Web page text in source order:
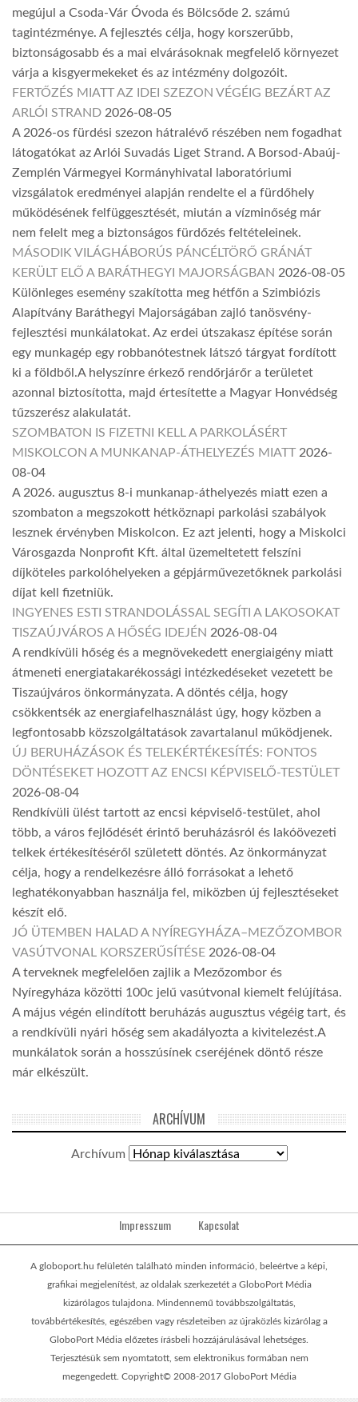
megújul a Csoda-Vár Óvoda és Bölcsőde 2. számú
tagintézménye. A fejlesztés célja, hogy korszerűbb,
biztonságosabb és a mai elvárásoknak megfelelő környezet
várja a kisgyermekeket és az intézmény dolgozóit.
FERTŐZÉS MIATT AZ IDEI SZEZON VÉGÉIG BEZÁRT AZ
ARLÓI STRAND 2026-08-05
A 2026-os fürdési szezon hátralévő részében nem fogadhat
látogatókat az Arlói Suvadás Liget Strand. A Borsod-Abaúj-
Zemplén Vármegyei Kormányhivatal laboratóriumi
vizsgálatok eredményei alapján rendelte el a fürdőhely
működésének felfüggesztését, miután a vízminőség már
nem felelt meg a biztonságos fürdőzés feltételeinek.
MÁSODIK VILÁGHÁBORÚS PÁNCÉLTÖRŐ GRÁNÁT
KERÜLT ELŐ A BARÁTHEGYI MAJORSÁGBAN 2026-08-05
Különleges esemény szakította meg hétfőn a Szimbiózis
Alapítvány Baráthegyi Majorságában zajló tanösvény-
fejlesztési munkálatokat. Az erdei útszakasz építése során
egy munkagép egy robbanótestnek látszó tárgyat fordított
ki a földből.A helyszínre érkező rendőrjárőr a területet
azonnal biztosította, majd értesítette a Magyar Honvédség
tűzszerész alakulatát.
SZOMBATON IS FIZETNI KELL A PARKOLÁSÉRT
MISKOLCON A MUNKANAP-ÁTHELYEZÉS MIATT 2026-
08-04
A 2026. augusztus 8-i munkanap-áthelyezés miatt ezen a
szombaton a megszokott hétköznapi parkolási szabályok
lesznek érvényben Miskolcon. Ez azt jelenti, hogy a Miskolci
Városgazda Nonprofit Kft. által üzemeltetett felszíni
díjköteles parkolóhelyeken a gépjárművezetőknek parkolási
díjat kell fizetniük.
INGYENES ESTI STRANDOLÁSSAL SEGÍTI A LAKOSOKAT
TISZAÚJVÁROS A HŐSÉG IDEJÉN 2026-08-04
A rendkívüli hőség és a megnövekedett energiaigény miatt
átmeneti energiatakarékossági intézkedéseket vezetett be
Tiszaújváros önkormányzata. A döntés célja, hogy
csökkentsék az energiafelhasználást úgy, hogy közben a
legfontosabb közszolgáltatások zavartalanul működjenek.
ÚJ BERUHÁZÁSOK ÉS TELEKÉRTÉKESÍTÉS: FONTOS
DÖNTÉSEKET HOZOTT AZ ENCSI KÉPVISELŐ-TESTÜLET
2026-08-04
Rendkívüli ülést tartott az encsi képviselő-testület, ahol
több, a város fejlődését érintő beruházásról és lakóövezeti
telkek értékesítéséről született döntés. Az önkormányzat
célja, hogy a rendelkezésre álló forrásokat a lehető
leghatékonyabban használja fel, miközben új fejlesztéseket
készít elő.
JÓ ÜTEMBEN HALAD A NYÍREGYHÁZA–MEZŐZOMBOR
VASÚTVONAL KORSZERŰSÍTÉSE 2026-08-04
A terveknek megfelelően zajlik a Mezőzombor és
Nyíregyháza közötti 100c jelű vasútvonal kiemelt felújítása.
A május végén elindított beruházás augusztus végéig tart, és
a rendkívüli nyári hőség sem akadályozta a kivitelezést.A
munkálatok során a hosszúsínek cseréjének döntő része
már elkészült.
ARCHÍVUM
Archívum
Impresszum Kapcsolat
A globoport.hu felületén található minden információ, beleértve a képi,
grafikai megjelenítést, az oldalak szerkezetét a GloboPort Média
kizárólagos tulajdona. Mindennemű továbbszolgáltatás,
továbbértékesítés, egészében vagy részleteiben az újraközlés kizárólag a
GloboPort Média előzetes írásbeli hozzájárulásával lehetséges.
Terjesztésük sem nyomtatott, sem elektronikus formában nem
megengedett. Copyright© 2008-2017 GloboPort Média